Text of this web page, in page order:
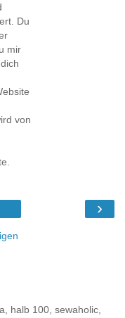
Du
mir
von
›
halb 100, sewaholic,